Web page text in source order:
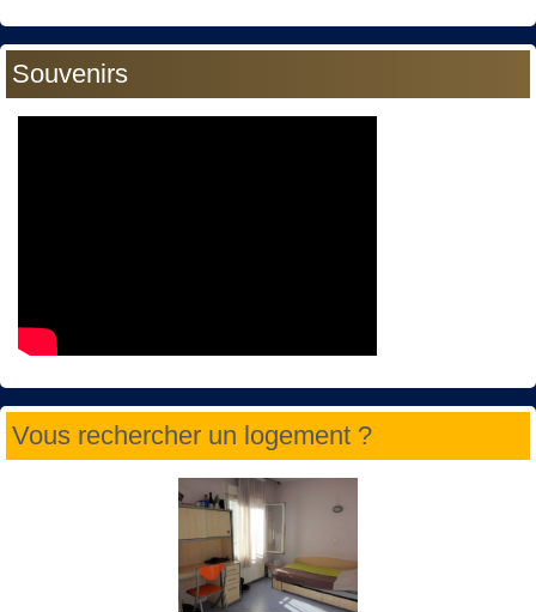
Souvenirs
Vous rechercher un logement ?